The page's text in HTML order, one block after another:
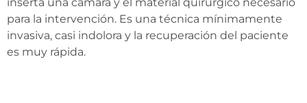
para la intervención. Es una técnica mínimamente
invasiva, casi indolora y la recuperación del paciente
es muy rápida.